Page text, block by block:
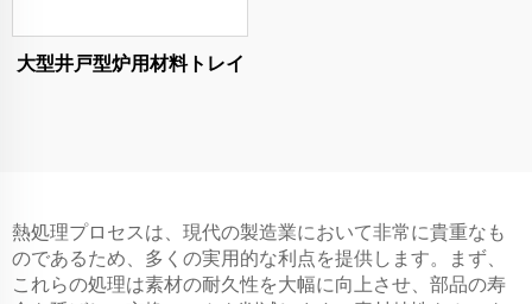
大型井戸型炉用材料トレイ
熱処理プロセスは、現代の製造業において非常に貴重なも
のであるため、多くの実用的な利点を提供します。まず、
これらの処理は素材の耐久性を大幅に向上させ、部品の寿